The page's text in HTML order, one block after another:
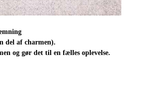
del af charmen).
og gør det til en fælles oplevelse.